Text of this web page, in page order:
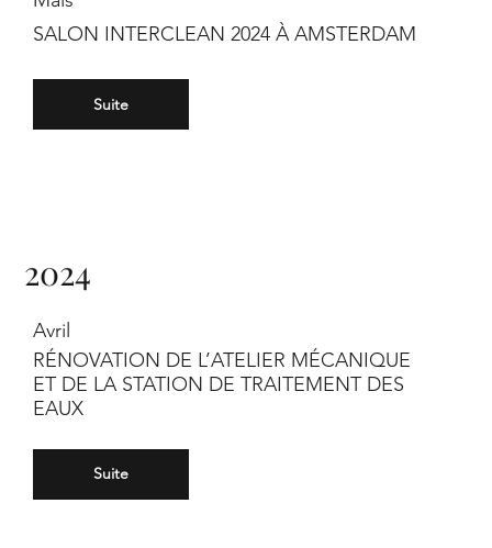
SALON INTERCLEAN 2024 À AMSTERDAM
Suite
2024
Avril
RÉNOVATION DE L’ATELIER MÉCANIQUE
ET DE LA STATION DE TRAITEMENT DES
EAUX
Suite